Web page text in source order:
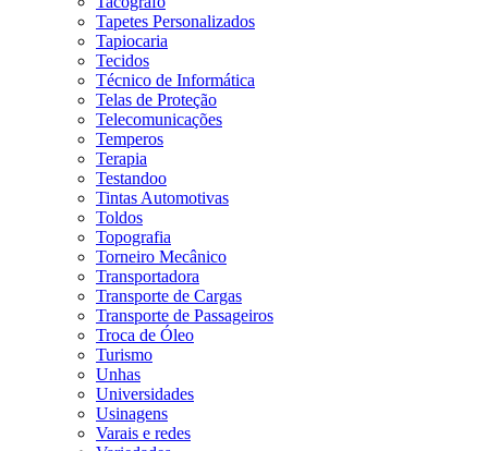
Tapetes Personalizados
Tapiocaria
Tecidos
Técnico de Informática
Telas de Proteção
Telecomunicações
Temperos
Terapia
Testandoo
Tintas Automotivas
Toldos
Topografia
Torneiro Mecânico
Transportadora
Transporte de Cargas
Transporte de Passageiros
Troca de Óleo
Turismo
Unhas
Universidades
Usinagens
Varais e redes